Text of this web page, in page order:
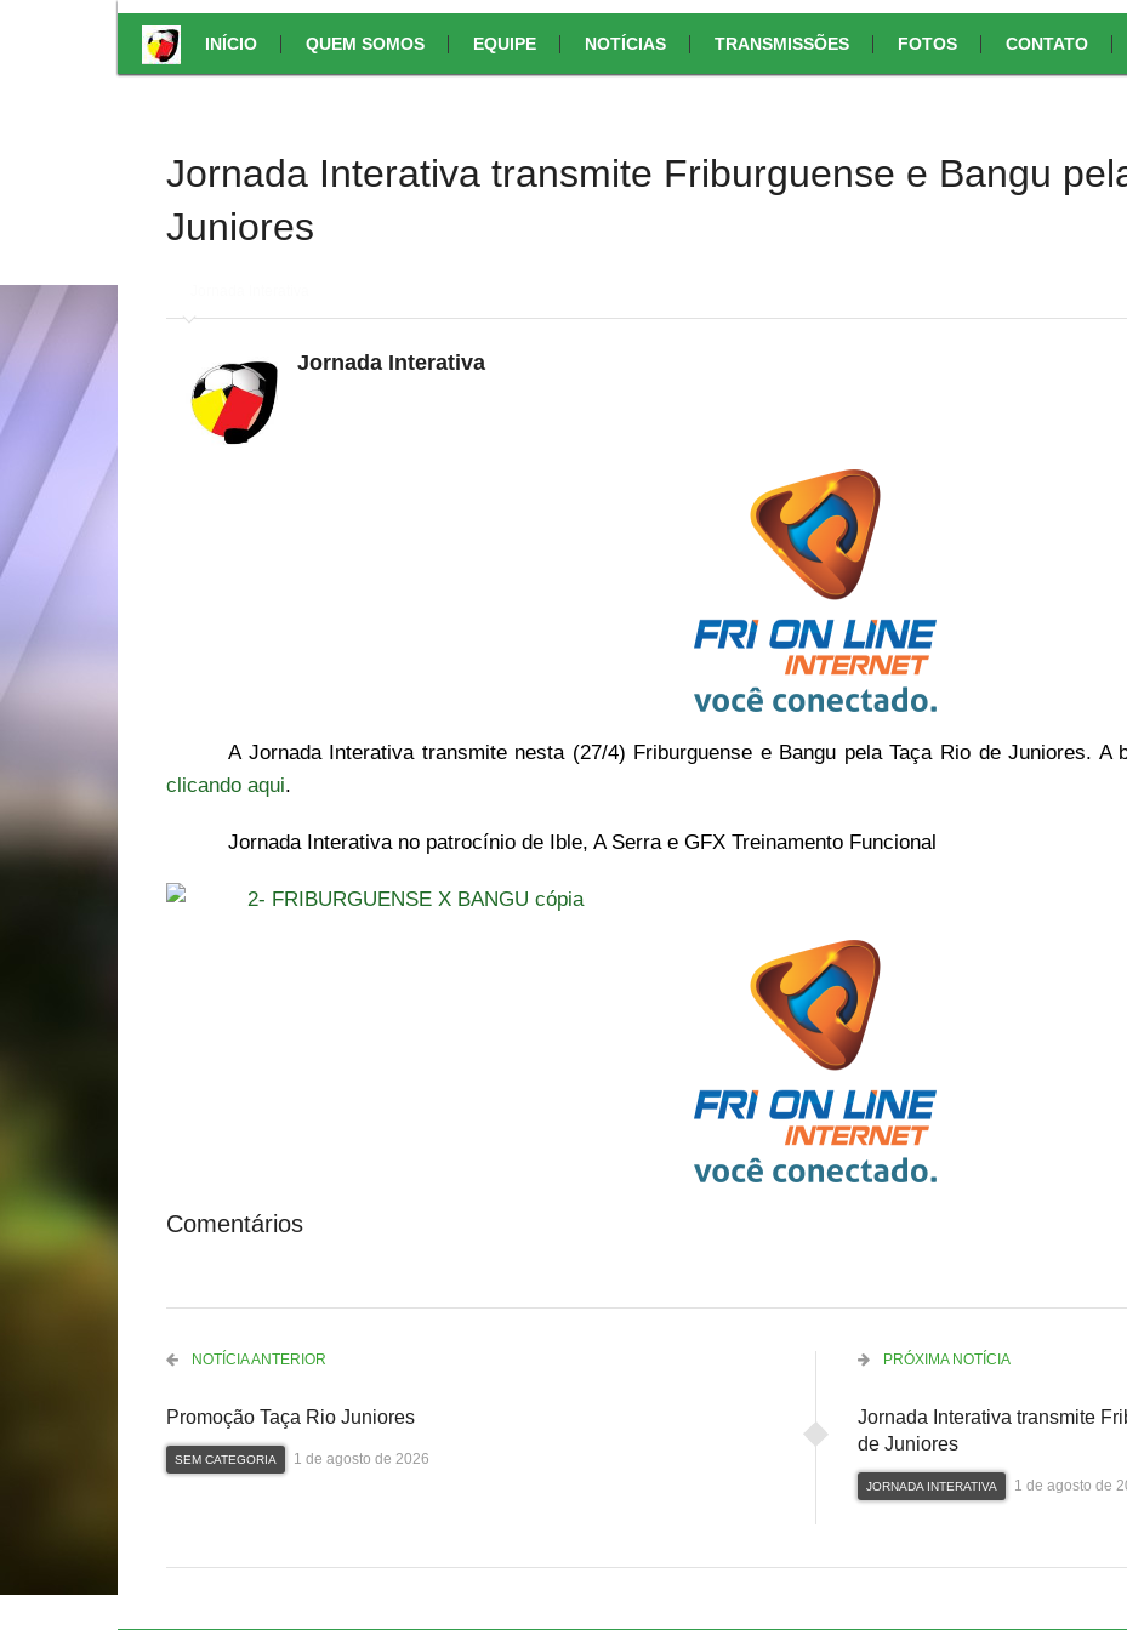
INÍCIO QUEM SOMOS EQUIPE NOTÍCIAS TRANSMISSÕES FOTOS CONTATO
Jornada Interativa transmite Friburguense e Bangu
Juniores
Jornada Interativa
A Jornada Interativa transmite nesta (27/4) Friburguense e Bangu pela Taça Rio de Juniores.
clicando aqui.
Jornada Interativa no patrocínio de Ible, A Serra e GFX Treinamento Funcional
Comentários
NOTÍCIA ANTERIOR
Promoção Taça Rio Juniores
SEM CATEGORIA 1 de agosto de 2026
PRÓXIMA NOTÍCIA
Jornada Interativa transmite
de Juniores
JORNADA INTERATIVA 1 de agosto de